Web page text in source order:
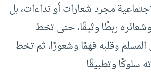
مجرد شعارات أو نداءات، بل
وشعائره ربطًا وثيقًا، حتى تخط
وقلبه فهْمًا وشعورًا، ثم تخط
سلوكًا وتطبيقًا.